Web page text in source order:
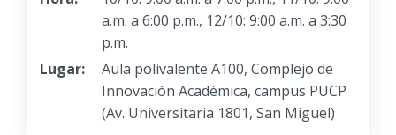
a.m. a 6:00 p.m., 12/10: 9:00 a.m. a 3:30
p.m.
Lugar:
Aula polivalente A100, Complejo de
Innovación Académica, campus PUCP
(Av. Universitaria 1801, San Miguel)